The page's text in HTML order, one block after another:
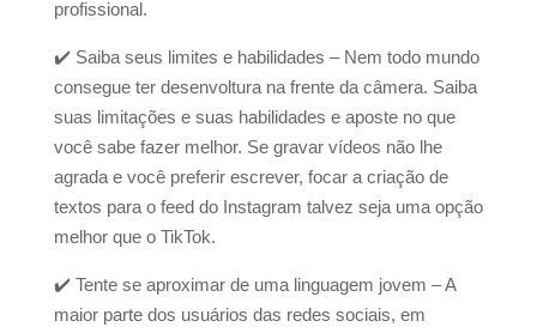
profissional.
✔️ Saiba seus limites e habilidades – Nem todo mundo
consegue ter desenvoltura na frente da câmera. Saiba
suas limitações e suas habilidades e aposte no que
você sabe fazer melhor. Se gravar vídeos não lhe
agrada e você preferir escrever, focar a criação de
textos para o feed do Instagram talvez seja uma opção
melhor que o TikTok.
✔️ Tente se aproximar de uma linguagem jovem – A
maior parte dos usuários das redes sociais, em